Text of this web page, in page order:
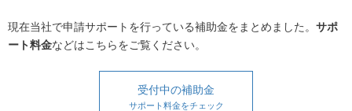
現在当社で申請サポートを行っている補助金をまとめました。 サポ
ート料金などはこちらをご覧ください。
受付中の補助金
サポート料金をチェック